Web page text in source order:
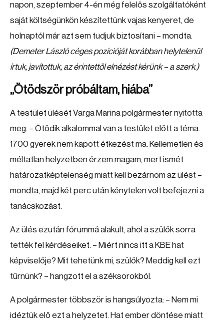
napon, szeptember 4-én még felelős szolgáltatóként
saját költségünkön készítettünk vajas kenyeret, de
holnaptól már azt sem tudjuk biztosítani – mondta.
(Demeter László céges pozícióját korábban helytelenül
írtuk, javítottuk, az érintettől elnézést kérünk – a szerk.)
„Ötödször próbáltam, hiába”
A testület ülését Varga Marina polgármester nyitotta
meg: – Ötödik alkalommal van a testület előtt a téma.
1700 gyerek nem kapott étkezést ma. Kellemetlen és
méltatlan helyzetben érzem magam, mert ismét
határozatképtelenség miatt kell bezárnom az ülést –
mondta, majd két perc után kénytelen volt befejezni a
tanácskozást.
Az ülés ezután fórummá alakult, ahol a szülők sorra
tették fel kérdéseiket. – Miért nincs itt a KBE hat
képviselője? Mit tehetünk mi, szülők? Meddig kell ezt
tűrnünk? – hangzott el a széksorokból.
A polgármester többször is hangsúlyozta: – Nem mi
idéztük elő ezt a helyzetet. Hat ember döntése miatt